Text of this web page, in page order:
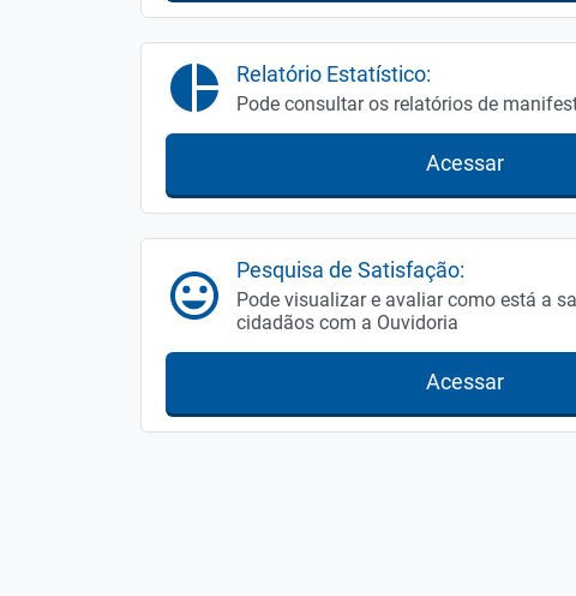
Relatório Estatístico:
Pode consultar os relatórios de
Acessar
Pesquisa de Satisfação:
Pode visualizar e avaliar como está a
cidadãos com a Ouvidoria
Acessar